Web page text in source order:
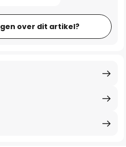
over dit artikel?